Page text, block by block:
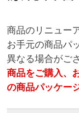
商品のリニュー
お手元の商品パ
異なる場合がご
商品をご購入、
の商品パッケー